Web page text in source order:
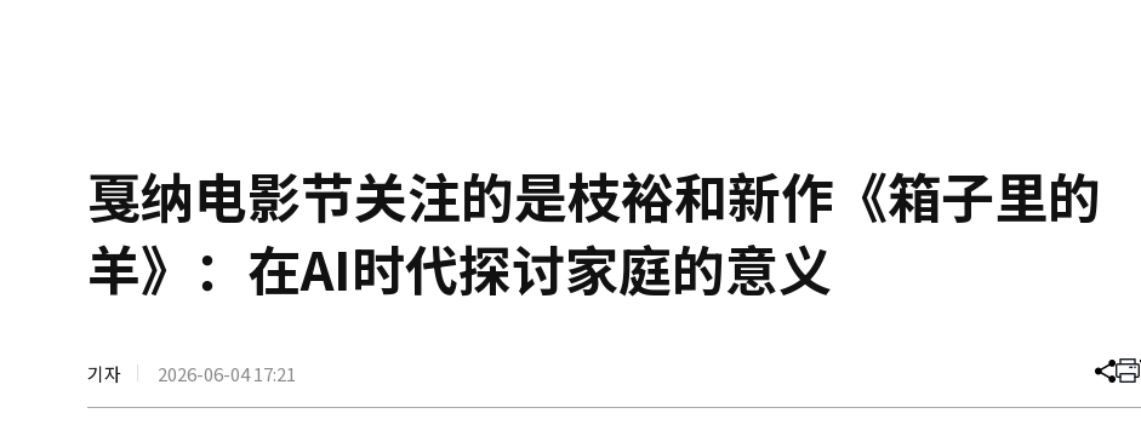
戛纳电影节关注的是枝裕和新作《箱子里的
羊》：在AI时代探讨家庭的意义
기자 2026-06-04 17:21 分
文
打